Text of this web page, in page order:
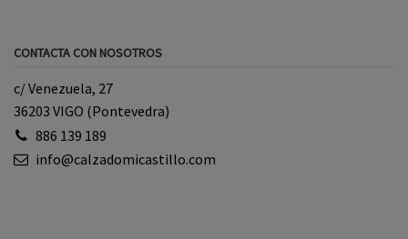
CONTACTA CON NOSOTROS
c/ Venezuela, 27
36203 VIGO (Pontevedra)
886 139 189
info@calzadomicastillo.com